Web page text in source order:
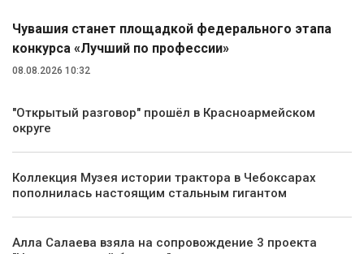
Чувашия станет площадкой федерального этапа
конкурса «Лучший по профессии»
08.08.2026 10:32
"Открытый разговор" прошёл в Красноармейском
округе
Коллекция Музея истории трактора в Чебоксарах
пополнилась настоящим стальным гигантом
Алла Салаева взяла на сопровождение 3 проекта